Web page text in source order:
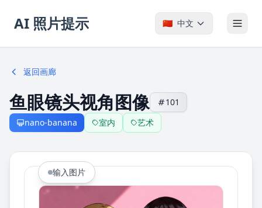
AI 照片提示 🇨🇳 中文
返回画廊
鱼眼镜头视角图像
101
nano-banana
室内 艺术
输入图片